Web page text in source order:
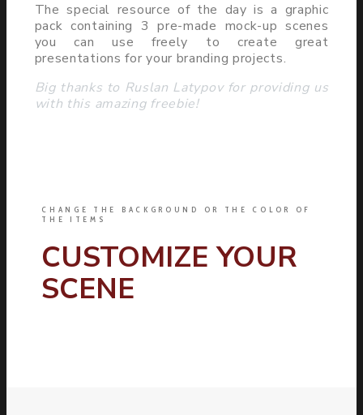
The special resource of the day is a graphic
pack containing 3 pre-made mock-up scenes
you can use freely to create great
presentations for your branding projects.
Big thanks to Ruslan Latypov for providing us
with this amazing freebie!
CHANGE THE BACKGROUND OR THE COLOR OF
THE ITEMS
CUSTOMIZE YOUR
SCENE